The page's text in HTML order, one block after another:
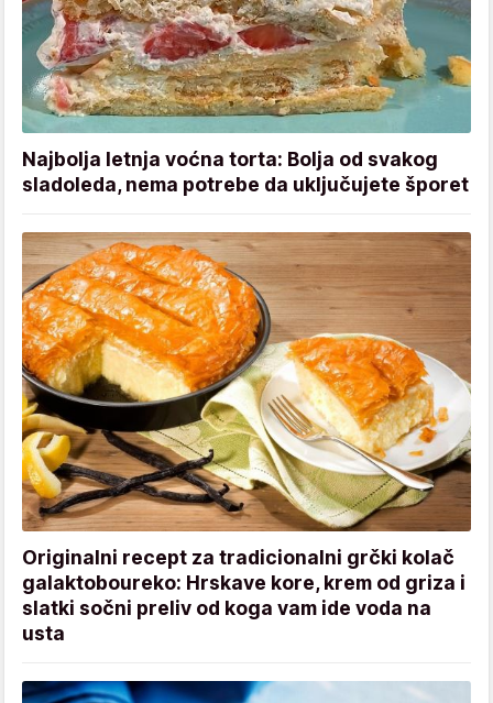
Najbolja letnja voćna torta: Bolja od svakog
sladoleda, nema potrebe da uključujete šporet
Originalni recept za tradicionalni grčki kolač
galaktoboureko: Hrskave kore, krem od griza i
slatki sočni preliv od koga vam ide voda na
usta